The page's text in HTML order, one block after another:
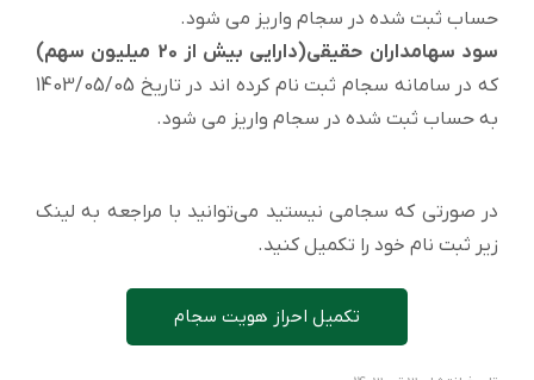
حساب ثبت شده در سجام واریز می شود.
سود سهامداران حقیقی(دارایی بیش از 20 میلیون سهم)
که در سامانه سجام ثبت نام کرده اند در تاریخ 1403/05/05
به حساب ثبت شده در سجام واریز می شود.
در صورتی که سجامی نیستید می‌توانید با مراجعه به لینک
زیر ثبت نام خود را تکمیل کنید.
تکمیل احراز هویت سجام